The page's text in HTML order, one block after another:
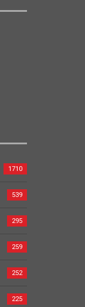
1710
539
295
259
252
225